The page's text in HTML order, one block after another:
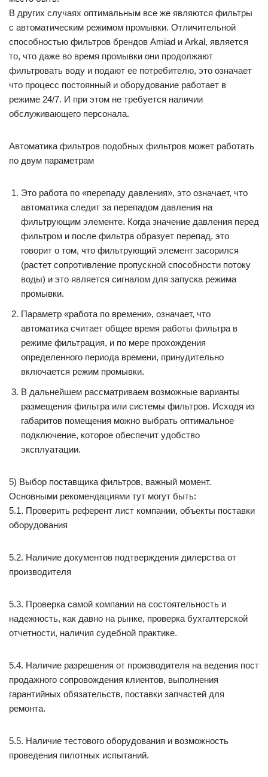
В других случаях оптимальным все же являются фильтры
с автоматическим режимом промывки. Отличительной
способностью фильтров брендов Amiad и Arkal, является
то, что даже во время промывки они продолжают
фильтровать воду и подают ее потребителю, это означает
что процесс постоянный и оборудование работает в
режиме 24/7. И при этом не требуется наличии
обслуживающего персонала.
Автоматика фильтров подобных фильтров может работать
по двум параметрам
Это работа по «перепаду давления», это означает, что
автоматика следит за перепадом давления на
фильтрующим элементе. Когда значение давления перед
фильтром и после фильтра образует перепад, это
говорит о том, что фильтрующий элемент засорился
(растет сопротивление пропускной способности потоку
воды) и это является сигналом для запуска режима
промывки.
Параметр «работа по времени», означает, что
автоматика считает общее время работы фильтра в
режиме фильтрация, и по мере прохождения
определенного периода времени, принудительно
включается режим промывки.
В дальнейшем рассматриваем возможные варианты
размещения фильтра или системы фильтров. Исходя из
габаритов помещения можно выбрать оптимальное
подключение, которое обеспечит удобство
эксплуатации.
5) Выбор поставщика фильтров, важный момент.
Основными рекомендациями тут могут быть:
5.1. Проверить референт лист компании, объекты поставки
оборудования
5.2. Наличие документов подтверждения дилерства от
производителя
5.3. Проверка самой компании на состоятельность и
надежность, как давно на рынке, проверка бухгалтерской
отчетности, наличия судебной практике.
5.4. Наличие разрешения от производителя на ведения пост
продажного сопровождения клиентов, выполнения
гарантийных обязательств, поставки запчастей для
ремонта.
5.5. Наличие тестового оборудования и возможность
проведения пилотных испытаний.